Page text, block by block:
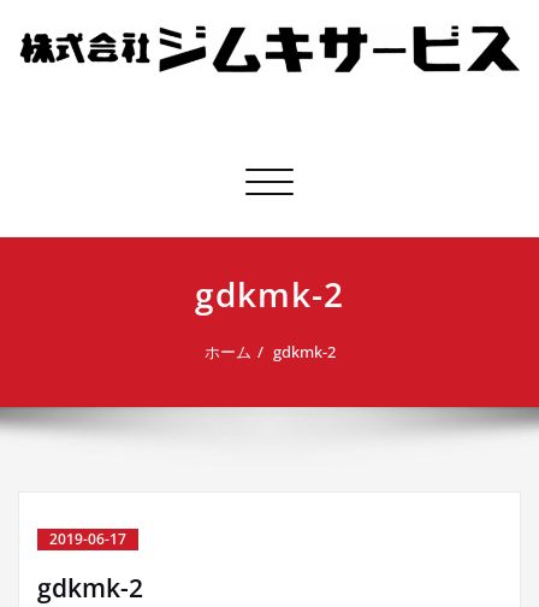
ナビゲーション切り替え
gdkmk-2
ホーム gdkmk-2
2019-06-17
gdkmk-2